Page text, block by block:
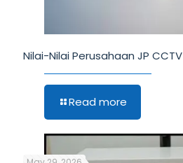
Nilai-Nilai Perusahaan JP CCTV
Read more